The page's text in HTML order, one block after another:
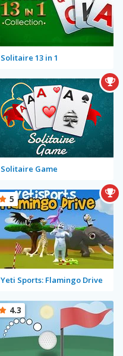
Solitaire 13 in 1
Solitaire Game
Yeti Sports: Flamingo Drive
5
4.3